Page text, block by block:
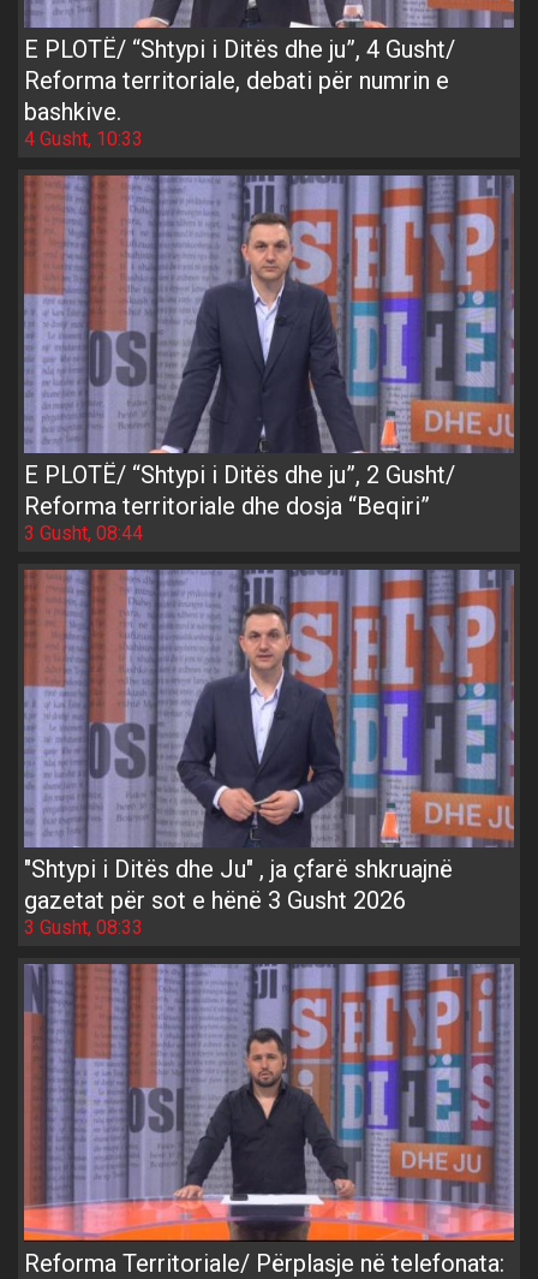
E PLOTË/ “Shtypi i Ditës dhe ju”, 4 Gusht/
Reforma territoriale, debati për numrin e
bashkive.
4 Gusht, 10:33
E PLOTË/ “Shtypi i Ditës dhe ju”, 2 Gusht/
Reforma territoriale dhe dosja “Beqiri”
3 Gusht, 08:44
"Shtypi i Ditës dhe Ju" , ja çfarë shkruajnë
gazetat për sot e hënë 3 Gusht 2026
3 Gusht, 08:33
Reforma Territoriale/ Përplasje në telefonata: